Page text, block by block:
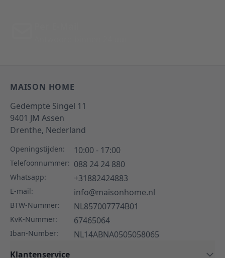
MAISON HOME
Gedempte Singel 11
9401 JM Assen
Drenthe, Nederland
Openingstijden: 10:00 - 17:00
Telefoonnummer: 088 24 24 880
Whatsapp: +31882424883
E-mail: info@maisonhome.nl
BTW-Nummer: NL857007774B01
KvK-Nummer: 67465064
Iban-Number:
NL14ABNA0505058065
Klantenservice